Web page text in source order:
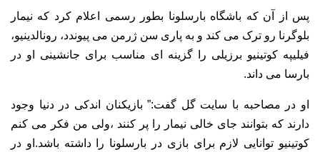
پس از آن که باشگاه بارسلونا بطور رسمی اعلام کرد که نیمار
بلوگرنا رو ترک می کند و به پاری سن ژرمن می پیوندد، رونالدینیو،
فیلیپه کوتینیو برزیلی را گزینه ای مناسب برای جانشینی او در
بارسا می داند.
او در مصاحبه با سایت گل گفت:” بازیکنان اندکی در دنیا وجود
دارند که بتوانند جای خالی نیمار را پر کنند ،ولی من فکر می کنم
کوتینیو توانایی لازم برای بازی در بارسلونا را داشته باشد.او در